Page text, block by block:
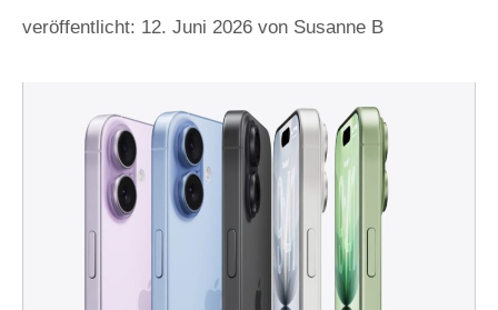
12. Juni 2026 von Susanne B